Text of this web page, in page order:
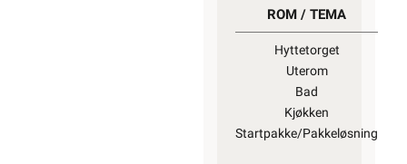
ROM / TEMA
Hyttetorget
Uterom
Bad
Kjøkken
Startpakke/Pakkeløsning